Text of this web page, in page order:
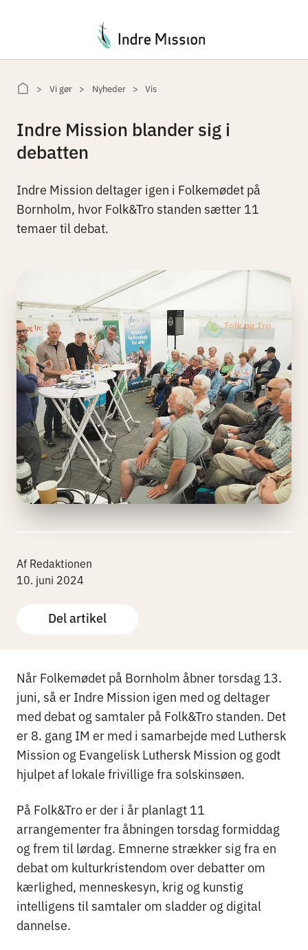
Vi gør Nyheder Vis
Indre Mission blander sig i
debatten
Indre Mission deltager igen i Folkemødet på
Bornholm, hvor Folk&Tro standen sætter 11
temaer til debat.
Af Redaktionen
10. juni 2024
Del artikel
Når Folkemødet på Bornholm åbner torsdag 13.
juni, så er Indre Mission igen med og deltager
med debat og samtaler på Folk&Tro standen. Det
er 8. gang IM er med i samarbejde med Luthersk
Mission og Evangelisk Luthersk Mission og godt
hjulpet af lokale frivillige fra solskinsøen.
På Folk&Tro er der i år planlagt 11
arrangementer fra åbningen torsdag formiddag
og frem til lørdag. Emnerne strækker sig fra en
debat om kulturkristendom over debatter om
kærlighed, menneskesyn, krig og kunstig
intelligens til samtaler om sladder og digital
dannelse.